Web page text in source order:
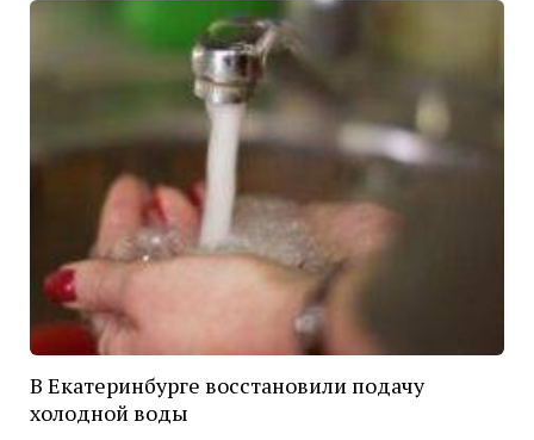
В Екатеринбурге восстановили подачу
холодной воды